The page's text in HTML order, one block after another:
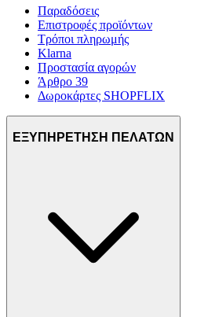
Παραδόσεις
Επιστροφές προϊόντων
Τρόποι πληρωμής
Klarna
Προστασία αγορών
Άρθρο 39
Δωροκάρτες SHOPFLIX
ΕΞΥΠΗΡΕΤΗΣΗ ΠΕΛΑΤΩΝ